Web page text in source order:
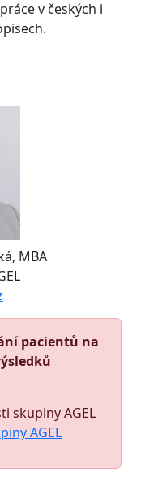
v českých i
MBA
pacientů na
skupiny AGEL
AGEL